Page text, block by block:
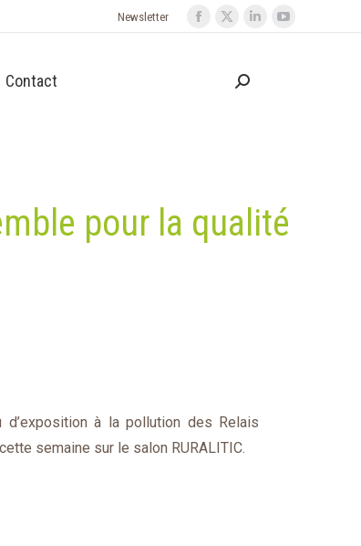
Newsletter
Contact
pour la qualité
d’exposition à la pollution des Relais
semaine sur le salon RURALITIC.